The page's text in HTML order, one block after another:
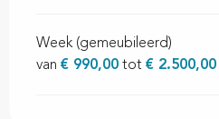
Week (gemeubileerd)
van € 990,00 tot € 2.500,00